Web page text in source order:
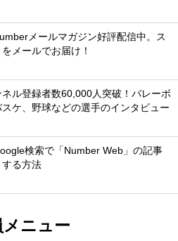
メールマガジン好評配信中。ス
メールでお届け！
ル登録者数60,000人突破！バレーボ
ケ、野球などの選手のインタビュー
検索で「Number Web」の記事
る方法
メニュー